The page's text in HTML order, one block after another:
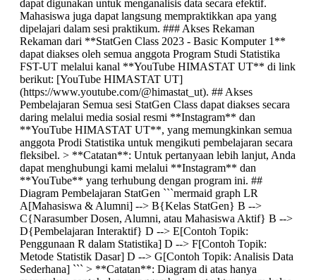
dapat digunakan untuk menganalisis data secara efektif.
Mahasiswa juga dapat langsung mempraktikkan apa yang
dipelajari dalam sesi praktikum. ### Akses Rekaman
Rekaman dari **StatGen Class 2023 - Basic Komputer 1**
dapat diakses oleh semua anggota Program Studi Statistika
FST-UT melalui kanal **YouTube HIMASTAT UT** di link
berikut: [YouTube HIMASTAT UT]
(https://www.youtube.com/@himastat_ut). ## Akses
Pembelajaran Semua sesi StatGen Class dapat diakses secara
daring melalui media sosial resmi **Instagram** dan
**YouTube HIMASTAT UT**, yang memungkinkan semua
anggota Prodi Statistika untuk mengikuti pembelajaran secara
fleksibel. > **Catatan**: Untuk pertanyaan lebih lanjut, Anda
dapat menghubungi kami melalui **Instagram** dan
**YouTube** yang terhubung dengan program ini. ##
Diagram Pembelajaran StatGen ```mermaid graph LR
A[Mahasiswa & Alumni] --> B{Kelas StatGen} B -->
C{Narasumber Dosen, Alumni, atau Mahasiswa Aktif} B -->
D{Pembelajaran Interaktif} D --> E[Contoh Topik:
Penggunaan R dalam Statistika] D --> F[Contoh Topik:
Metode Statistik Dasar] D --> G[Contoh Topik: Analisis Data
Sederhana] ``` > **Catatan**: Diagram di atas hanya